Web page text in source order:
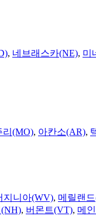
, 네브래스카(NE), 미
리(MO), 아칸소(AR),
지니아(WV), 메릴랜
, 버몬트(VT), 메